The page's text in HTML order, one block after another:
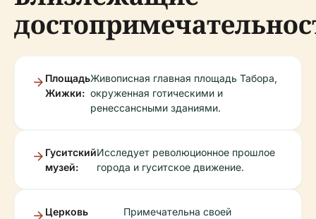
Площадь
Жижки:
Живописная главная площадь Табора,
окруженная готическими и
ренессансными зданиями.
Гуситский
музей:
Исследует революционное прошлое
города и гуситское движение.
Церковь
Примечательна своей